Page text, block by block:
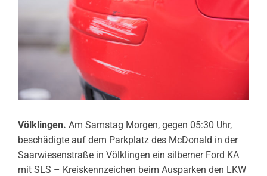
Völklingen. Am Samstag Morgen, gegen 05:30 Uhr,
beschädigte auf dem Parkplatz des McDonald in der
Saarwiesenstraße in Völklingen ein silberner Ford KA
mit SLS – Kreiskennzeichen beim Ausparken den LKW